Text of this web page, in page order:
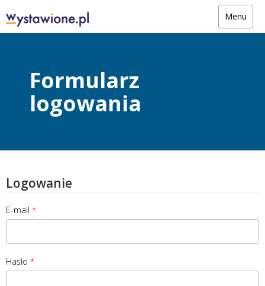
Menu
Formularz
logowania
Logowanie
E-mail
Hasło